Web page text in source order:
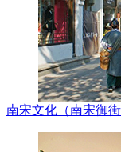
南宋文化（南宋御